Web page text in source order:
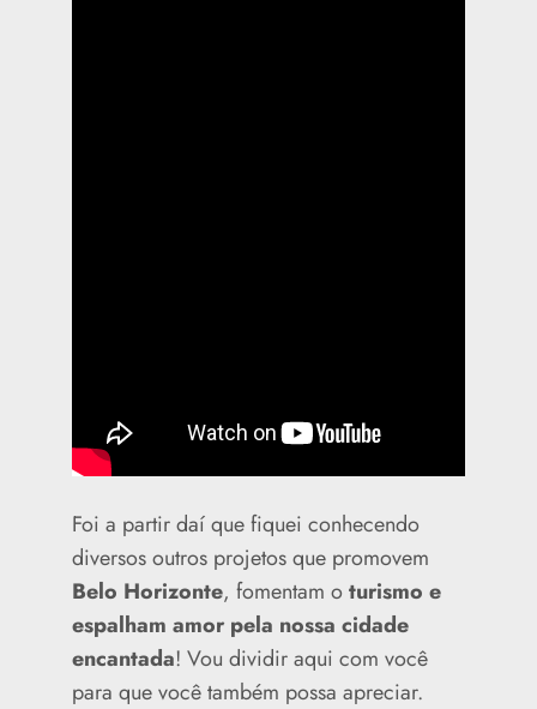
Foi a partir daí que fiquei conhecendo
diversos outros projetos que promovem
Belo Horizonte, fomentam oturismo e
espalham amor pela nossa cidade
encantada! Vou dividir aqui com você
para que você também possa apreciar.